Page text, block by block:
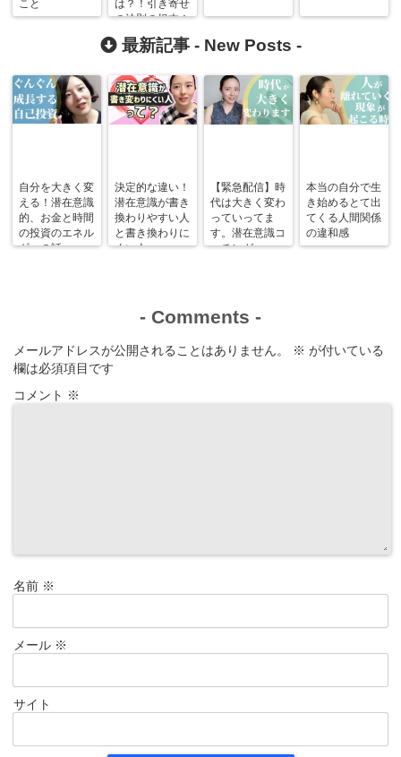
こと
は？！引き寄せ
の法則の根本！
最新記事 - New Posts -
自分を大きく変
える！潜在意識
的、お金と時間
の投資のエネル
ギーの話。
決定的な違い！
潜在意識が書き
換わりやすい人
と書き換わりに
くい人。
【緊急配信】時
代は大きく変わ
っていってま
す。潜在意識コ
ーチング
本当の自分で生
き始めるとて出
てくる人間関係
の違和感
- Comments -
メールアドレスが公開されることはありません。 ※ が付いている
欄は必須項目です
コメント ※
名前 ※
メール ※
サイト